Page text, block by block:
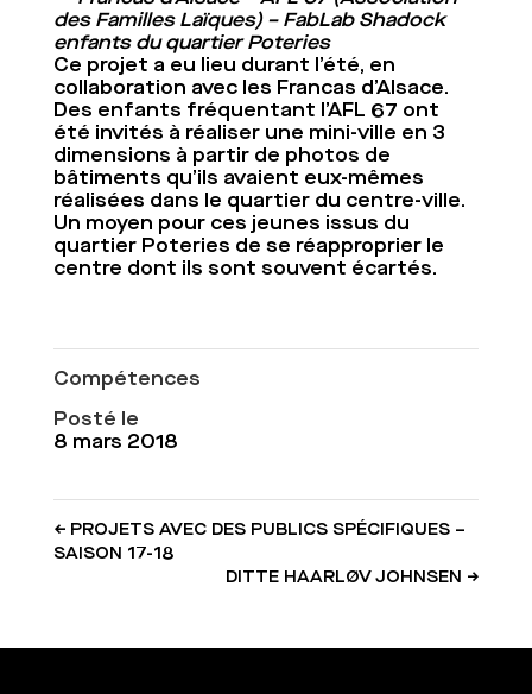
des Familles Laïques) – FabLab Shadock
enfants du quartier Poteries
Ce projet a eu lieu durant l’été, en
collaboration avec les Francas d’Alsace.
Des enfants fréquentant l’AFL 67 ont
été invités à réaliser une mini-ville en 3
dimensions à partir de photos de
bâtiments qu’ils avaient eux-mêmes
réalisées dans le quartier du centre-ville.
Un moyen pour ces jeunes issus du
quartier Poteries de se réapproprier le
centre dont ils sont souvent écartés.
Compétences
Posté le
8 mars 2018
←PROJETS AVEC DES PUBLICS SPÉCIFIQUES –
SAISON 17-18
DITTE HAARLØV JOHNSEN →